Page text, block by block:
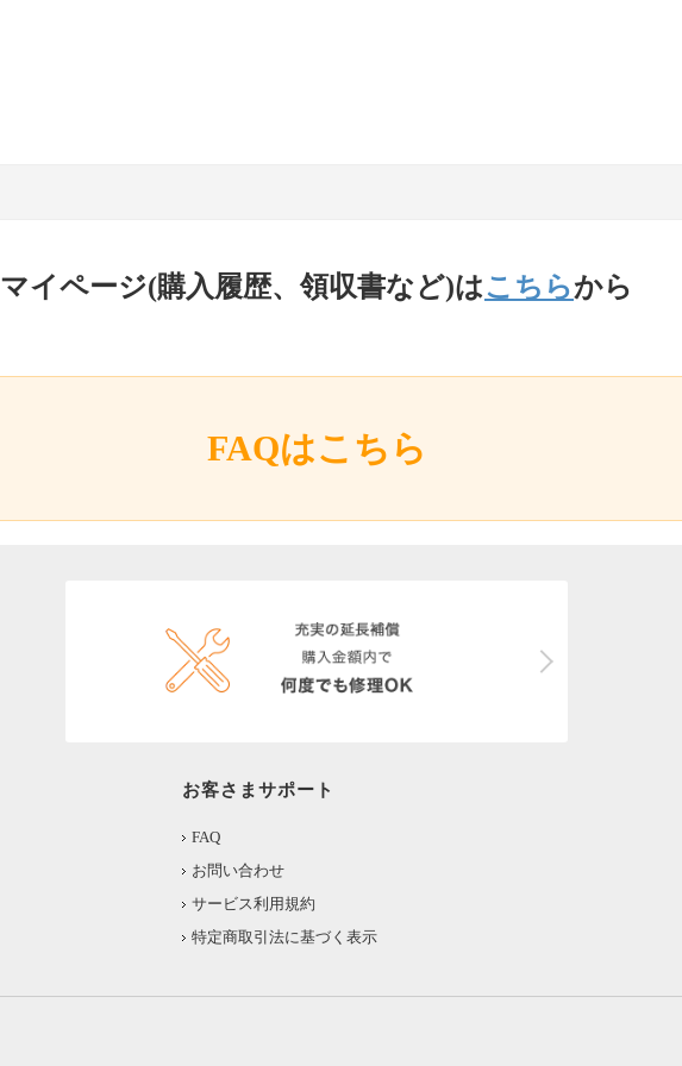
マイページ(購入履歴、領収書など)はこちらから
FAQはこちら
お客さまサポート
FAQ
お問い合わせ
サービス利用規約
特定商取引法に基づく表示